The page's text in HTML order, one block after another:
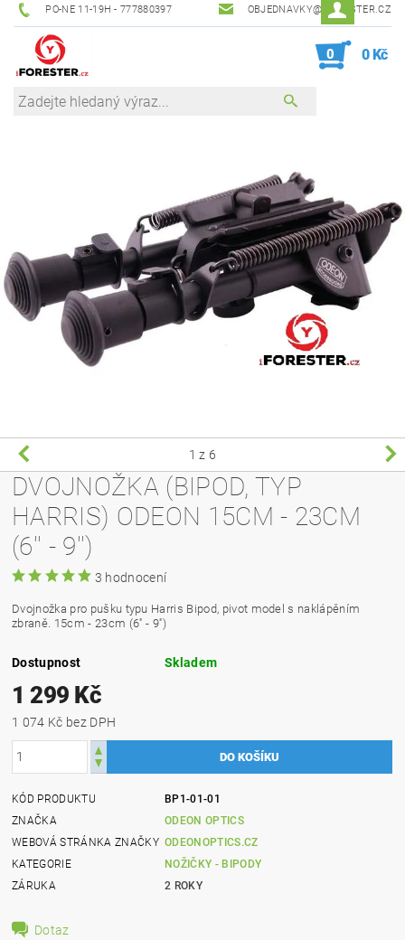
PO-NE 11-19H - 777880397 OBJEDNAVKY@IFORESTER.CZ
0 0 Kč
1 z 6
DVOJNOŽKA (BIPOD, TYP
HARRIS) ODEON 15CM - 23CM
(6'' - 9'')
3 hodnocení
Dvojnožka pro pušku typu Harris Bipod, pivot model s naklápěním
zbraně. 15cm - 23cm (6'' - 9'')
Dostupnost Skladem
1 299 Kč
1 074 Kč bez DPH
KÓD PRODUKTU
BP1-01-01
ZNAČKA
ODEON OPTICS
WEBOVÁ STRÁNKA ZNAČKY ODEONOPTICS.CZ
KATEGORIE
NOŽIČKY - BIPODY
ZÁRUKA
2 ROKY
Dotaz